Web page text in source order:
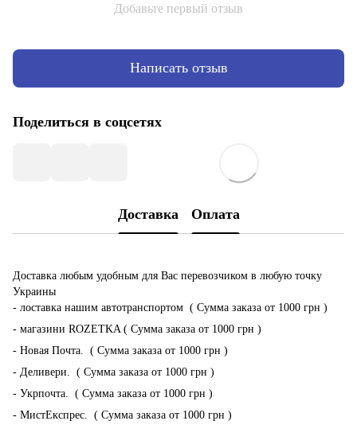
Добавьте первый отзыв
Написать отзыв
Поделиться в соцсетях
Доставка Оплата
Доставка любым удобным для Вас перевозчиком в любую точку
Украины
- лоставка нашим автотранспортом ( Сумма заказа от 1000 грн )
- магазини ROZETKA ( Сумма заказа от 1000 грн )
- Новая Почта. ( Сумма заказа от 1000 грн )
- Деливери. ( Сумма заказа от 1000 грн )
- Укрпочта. ( Сумма заказа от 1000 грн )
- МистЕкспрес. ( Сумма заказа от 1000 грн )